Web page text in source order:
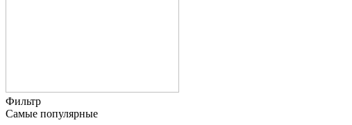
Фильтр
Самые популярные